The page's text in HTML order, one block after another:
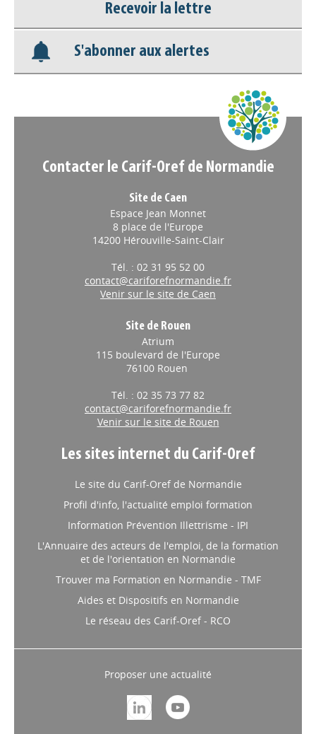
Base documentaire
Nos veilles Scoop.it
Recevoir la lettre
S'abonner aux alertes
Contacter le Carif-Oref de Normandie
Site de Caen
Espace Jean Monnet
8 place de l'Europe
14200 Hérouville-Saint-Clair
Tél. : 02 31 95 52 00
contact@cariforefnormandie.fr
Venir sur le site de Caen
Site de Rouen
Atrium
115 boulevard de l'Europe
76100 Rouen
Tél. : 02 35 73 77 82
contact@cariforefnormandie.fr
Venir sur le site de Rouen
Les sites internet du Carif-Oref
Le site du Carif-Oref de Normandie
Profil d'info, l'actualité emploi formation
Information Prévention Illettrisme - IPI
L'Annuaire des acteurs de l'emploi, de la formation
et de l'orientation en Normandie
Trouver ma Formation en Normandie - TMF
Aides et Dispositifs en Normandie
Le réseau des Carif-Oref - RCO
Proposer une actualité